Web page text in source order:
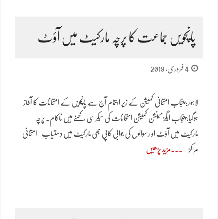
پانچویں جماعت کا پرچہ مارکیٹ میں آؤٹ
4 فروری, 2019
لاہور: پنجاب امتحانی کمیشن کے زیر اہتمام آج سے پانچویں کے امتحانات کا آغاز
ہوگیا، پنجاب ایگزمینشن کمیشن امتحانات کی سیکرسی رکھنے میں ناکام۔ پرچہ
مارکیٹ میں آؤٹ او ر سوالوں کی جوابی کاپی بھی مارکیٹ میں دستیاب۔ امتحانی
مراکز مزید پڑھیں